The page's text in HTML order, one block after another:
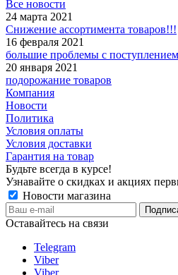
Все новости
24 марта 2021
Снижение ассортимента товаров!!!
16 февраля 2021
большие проблемы с
20 января 2021
подорожание товаров
Компания
Новости
Политика
Условия оплаты
Условия доставки
Гарантия на товар
Будьте всегда в курсе!
Узнавайте о скидках и акциях
Новости магазина
Оставайтесь на связи
Telegram
Viber
Viber